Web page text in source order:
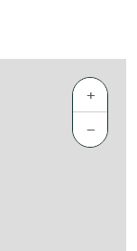
+
−